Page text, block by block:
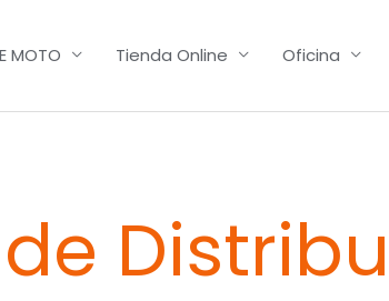
MOTO Tienda Online Oficina